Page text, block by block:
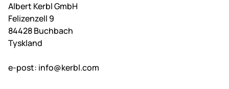
Albert Kerbl GmbH
Felizenzell 9
84428 Buchbach
Tyskland
e-post: info@kerbl.com